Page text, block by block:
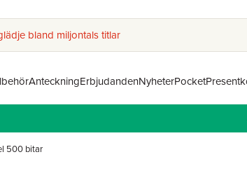
bland miljontals titlar
AnteckningErbjudandenNyheterPocket
500 bitar